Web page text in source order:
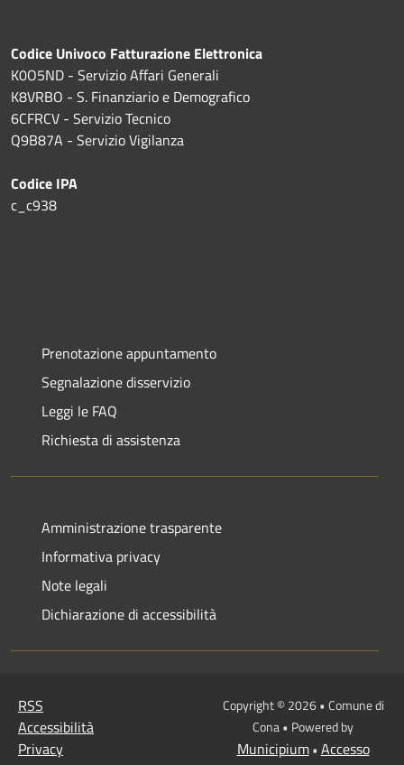
Codice Univoco Fatturazione Elettronica
K0O5ND - Servizio Affari Generali
K8VRBO - S. Finanziario e Demografico
6CFRCV - Servizio Tecnico
Q9B87A - Servizio Vigilanza
Codice IPA
c_c938
Prenotazione appuntamento
Segnalazione disservizio
Leggi le FAQ
Richiesta di assistenza
Amministrazione trasparente
Informativa privacy
Note legali
Dichiarazione di accessibilità
RSS
Accessibilità
Privacy
Copyright © 2026 • Comune di
Cona • Powered by
Municipium• Accesso